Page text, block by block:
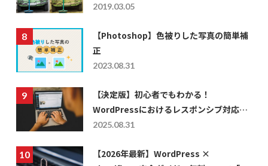
2019.03.05
【Photoshop】色被りした写真の簡単補
正
2023.08.31
【決定版】初心者でもわかる！
WordPressにおけるレスポンシブ対応の
仕方を徹底解説
2025.08.31
【2026年最新】WordPress ×